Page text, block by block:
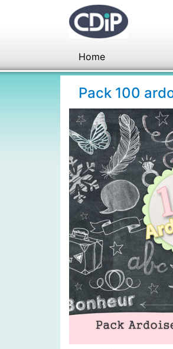
Home
Pack 100